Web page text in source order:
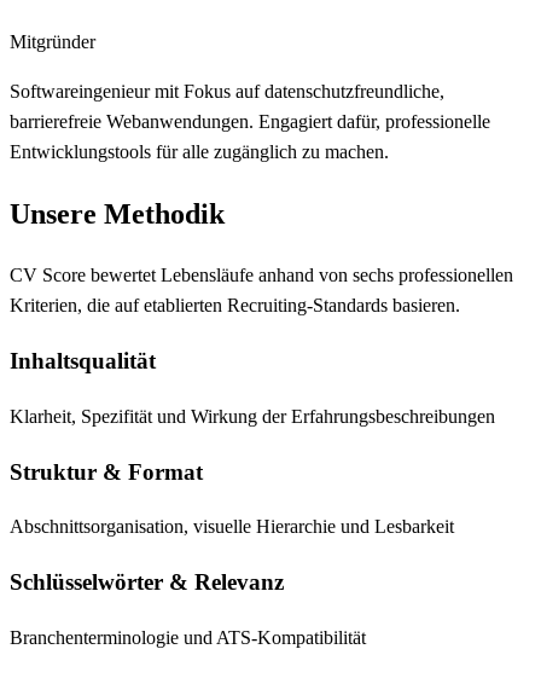
Mitgründer
Softwareingenieur mit Fokus auf datenschutzfreundliche,
barrierefreie Webanwendungen. Engagiert dafür, professionelle
Entwicklungstools für alle zugänglich zu machen.
Unsere Methodik
CV Score bewertet Lebensläufe anhand von sechs professionellen
Kriterien, die auf etablierten Recruiting-Standards basieren.
Inhaltsqualität
Klarheit, Spezifität und Wirkung der Erfahrungsbeschreibungen
Struktur & Format
Abschnittsorganisation, visuelle Hierarchie und Lesbarkeit
Schlüsselwörter & Relevanz
Branchenterminologie und ATS-Kompatibilität